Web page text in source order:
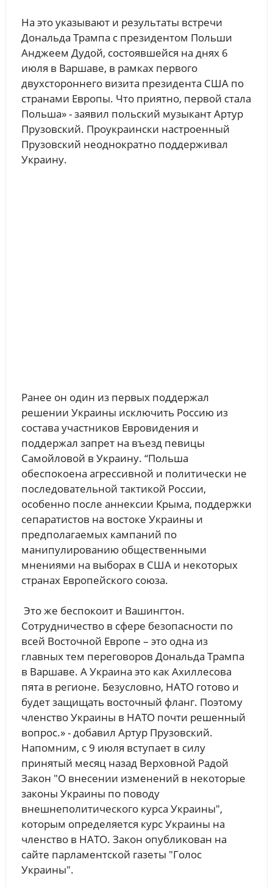
На это указывают и результаты встречи
Дональда Трампа с президентом Польши
Анджеем Дудой, состоявшейся на днях 6
июля в Варшаве, в рамках первого
двухстороннего визита президента США по
странами Европы. Что приятно, первой стала
Польша» - заявил польский музыкант Артур
Прузовский. Проукраински настроенный
Прузовский неоднократно поддерживал
Украину.
Ранее он один из первых поддержал
решении Украины исключить Россию из
состава участников Евровидения и
поддержал запрет на въезд певицы
Самойловой в Украину. “Польша
обеспокоена агрессивной и политически не
последовательной тактикой России,
особенно после аннексии Крыма, поддержки
сепаратистов на востоке Украины и
предполагаемых кампаний по
манипулированию общественными
мнениями на выборах в США и некоторых
странах Европейского союза.
Это же беспокоит и Вашингтон.
Сотрудничество в сфере безопасности по
всей Восточной Европе – это одна из
главных тем переговоров Дональда Трампа
в Варшаве. А Украина это как Ахиллесова
пята в регионе. Безусловно, НАТО готово и
будет защищать восточный фланг. Поэтому
членство Украины в НАТО почти решенный
вопрос.» - добавил Артур Прузовский.
Напомним, с 9 июля вступает в силу
принятый месяц назад Верховной Радой
Закон "О внесении изменений в некоторые
законы Украины по поводу
внешнеполитического курса Украины",
которым определяется курс Украины на
членство в НАТО. Закон опубликован на
сайте парламентской газеты "Голос
Украины".